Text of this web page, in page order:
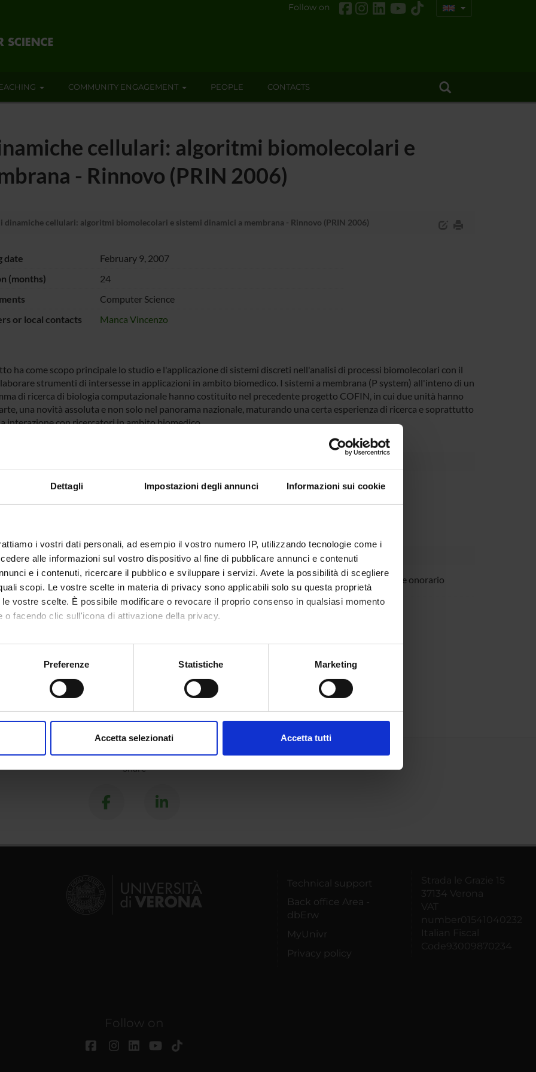
Dettagli Impostazioni degli annunci Informazioni sui cookie
i vostri dati personali, ad esempio il vostro numero IP, utilizzando tecnologie come i
alle informazioni sul vostro dispositivo al fine di pubblicare annunci e contenuti
e i contenuti, ricercare il pubblico e sviluppare i servizi. Avete la possibilità di scegliere
scopi. Le vostre scelte in materia di privacy sono applicabili solo su questa proprietà
vostre scelte. È possibile modificare o revocare il proprio consenso in qualsiasi momento
o facendo clic sull'icona di attivazione della privacy.
anche:
sulla tua posizione geografica, con un'approssimazione di qualche metro,
in qualsiasi momento dalla Dichiarazione sui cookie.
Preferenze Statistiche Marketing
Accetta selezionati Accetta tutti
Follow on
COMMUNITY ENGAGEMENT PEOPLE CONTACTS
cellulari: algoritmi biomolecolari e
- Rinnovo (PRIN 2006)
cellulari: algoritmi biomolecolari e sistemi dinamici a membrana - Rinnovo (PRIN 2006)
date
February 9, 2007
(months)
24
Computer Science
or local contacts
Manca Vincenzo
ha come scopo principale lo studio e l'applicazione di sistemi discreti nell'analisi di processi biomolecolari con il
strumenti di intersesse in applicazioni in ambito biomedico. I sistemi a membrana (P system) all'inteno di un
di ricerca di biologia computazionale hanno costituito nel precedente progetto COFIN, in cui due unità hanno
una novità assoluta e non solo nel panorama nazionale, maturando una certa esperienza di ricerca e soprattutto
interazione con ricercatori in ambito biomedico.
requested
PARTICIPANTS
Fontana
Vincenzo Manca Professore onorario
Michele Petterlini
Share
Technical support
Back office Area -
dbErw
MyUnivr
Privacy policy
Strada le Grazie 15
37134 Verona
VAT
number01541040232
Italian Fiscal
Code93009870234
Follow on